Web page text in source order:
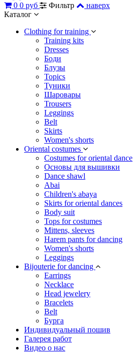
0 0 руб Фильтр
наверх
Каталог
Сlothing for training
Training kits
Dresses
Боди
Блузы
Topics
Туники
Шаровары
Trousers
Leggings
Belt
Skirts
Women's shorts
Oriental costumes
Costumes for oriental dance
Основы для вышивки
Dance shawl
Abai
Children's abaya
Skirts for oriental dances
Body suit
Tops for costumes
Mittens, sleeves
Harem pants for dancing
Women's shorts
Leggings
Bijouterie for dancing
Earrings
Necklace
Head jewelery
Bracelets
Belt
Бурга
Индивидуальный пошив
Галерея работ
Видео о нас